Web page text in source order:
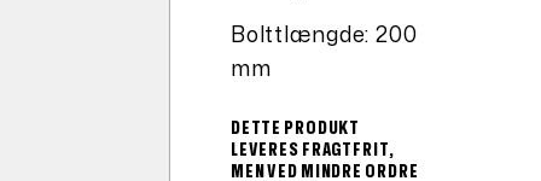
Bolttlængde: 200
mm
DETTE PRODUKT
LEVERES FRAGTFRIT,
MEN VED MINDRE ORDRE